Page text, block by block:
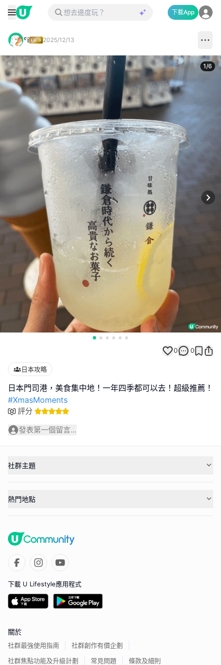
下載App
ˤi 2025/12/13
1/6
0 0
日本攻略
#XmasMoments
評分
發表第一個留言...
社群主題
熱門地點
下載 U Lifestyle應用程式
關於
社群最強使用指南
社群創作有價企劃
社群焦點功能及升級計劃
常見問題 條款及細則